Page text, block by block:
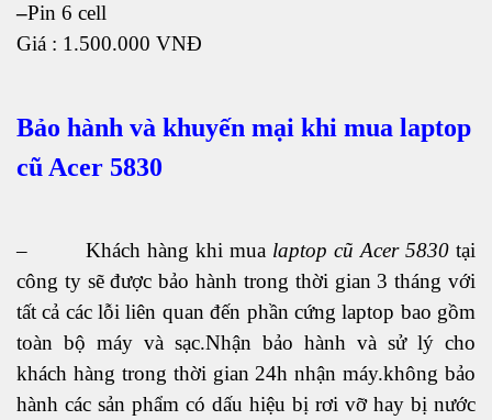
–Pin 6 cell
Giá : 1.500.000 VNĐ
Bảo hành và khuyến mại khi mua laptop
cũ Acer 5830
– Khách hàng khi mua laptop cũ Acer 5830 tại
công ty sẽ được bảo hành trong thời gian 3 tháng với
tất cả các lỗi liên quan đến phần cứng laptop bao gồm
toàn bộ máy và sạc.Nhận bảo hành và sử lý cho
khách hàng trong thời gian 24h nhận máy.không bảo
hành các sản phẩm có dấu hiệu bị rơi vỡ hay bị nước